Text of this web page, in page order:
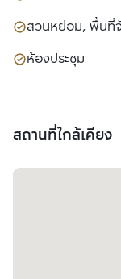
สวนหย่อม, พื้นที่
ห้องประชุม
สถานที่ใกล้เคียง